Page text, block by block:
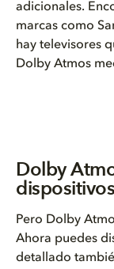
adicionales.
marcas como
hay televisores
Dolby Atmos
Dolby
Pero Dolby
Ahora puedes
detallado